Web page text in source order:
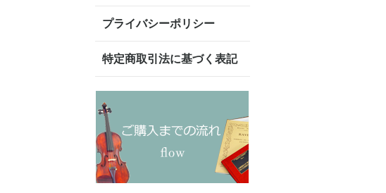
プライバシーポリシー
特定商取引法に基づく表記